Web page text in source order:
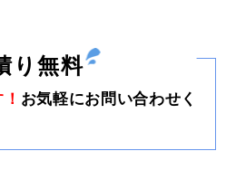
り無料
お気軽にお問い合わせく